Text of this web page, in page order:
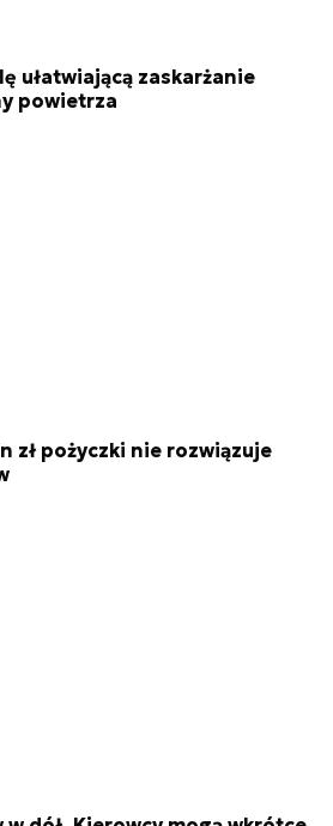
ułatwiającą zaskarżanie
powietrza
zł pożyczki nie rozwiązuje